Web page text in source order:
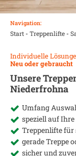
Navigation:
Start- Treppenlifte-
Individuelle
Neu oder gebraucht
Unsere
Niederfrohna
Umfang
speziell auf
Treppenlifte für
gerade Treppe
sicher und